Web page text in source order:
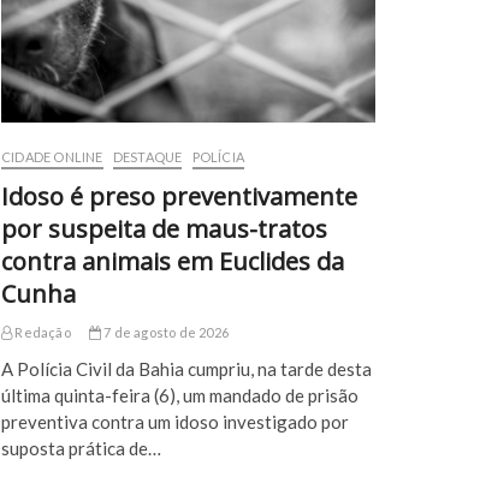
CIDADE ONLINE DESTAQUE POLÍCIA
Idoso é preso preventivamente
por suspeita de maus-tratos
contra animais em Euclides da
Cunha
Redação 7 de agosto de 2026
A Polícia Civil da Bahia cumpriu, na tarde desta
última quinta-feira (6), um mandado de prisão
preventiva contra um idoso investigado por
suposta prática de…